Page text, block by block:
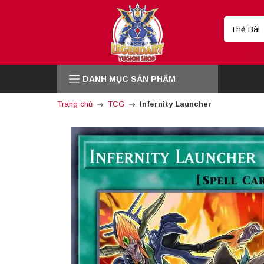
DANH MỤC SẢN PHẨM
Trang chủ TCG Infernity Launcher